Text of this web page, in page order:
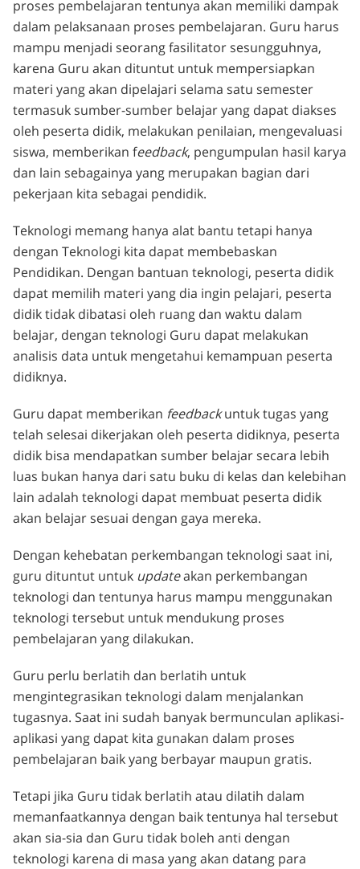
proses pembelajaran tentunya akan memiliki dampak
dalam pelaksanaan proses pembelajaran. Guru harus
mampu menjadi seorang fasilitator sesungguhnya,
karena Guru akan dituntut untuk mempersiapkan
materi yang akan dipelajari selama satu semester
termasuk sumber-sumber belajar yang dapat diakses
oleh peserta didik, melakukan penilaian, mengevaluasi
siswa, memberikan feedback, pengumpulan hasil karya
dan lain sebagainya yang merupakan bagian dari
pekerjaan kita sebagai pendidik.
Teknologi memang hanya alat bantu tetapi hanya
dengan Teknologi kita dapat membebaskan
Pendidikan. Dengan bantuan teknologi, peserta didik
dapat memilih materi yang dia ingin pelajari, peserta
didik tidak dibatasi oleh ruang dan waktu dalam
belajar, dengan teknologi Guru dapat melakukan
analisis data untuk mengetahui kemampuan peserta
didiknya.
Guru dapat memberikan feedbackuntuk tugas yang
telah selesai dikerjakan oleh peserta didiknya, peserta
didik bisa mendapatkan sumber belajar secara lebih
luas bukan hanya dari satu buku di kelas dan kelebihan
lain adalah teknologi dapat membuat peserta didik
akan belajar sesuai dengan gaya mereka.
Dengan kehebatan perkembangan teknologi saat ini,
guru dituntut untuk updateakan perkembangan
teknologi dan tentunya harus mampu menggunakan
teknologi tersebut untuk mendukung proses
pembelajaran yang dilakukan.
Guru perlu berlatih dan berlatih untuk
mengintegrasikan teknologi dalam menjalankan
tugasnya. Saat ini sudah banyak bermunculan aplikasi-
aplikasi yang dapat kita gunakan dalam proses
pembelajaran baik yang berbayar maupun gratis.
Tetapi jika Guru tidak berlatih atau dilatih dalam
memanfaatkannya dengan baik tentunya hal tersebut
akan sia-sia dan Guru tidak boleh anti dengan
teknologi karena di masa yang akan datang para